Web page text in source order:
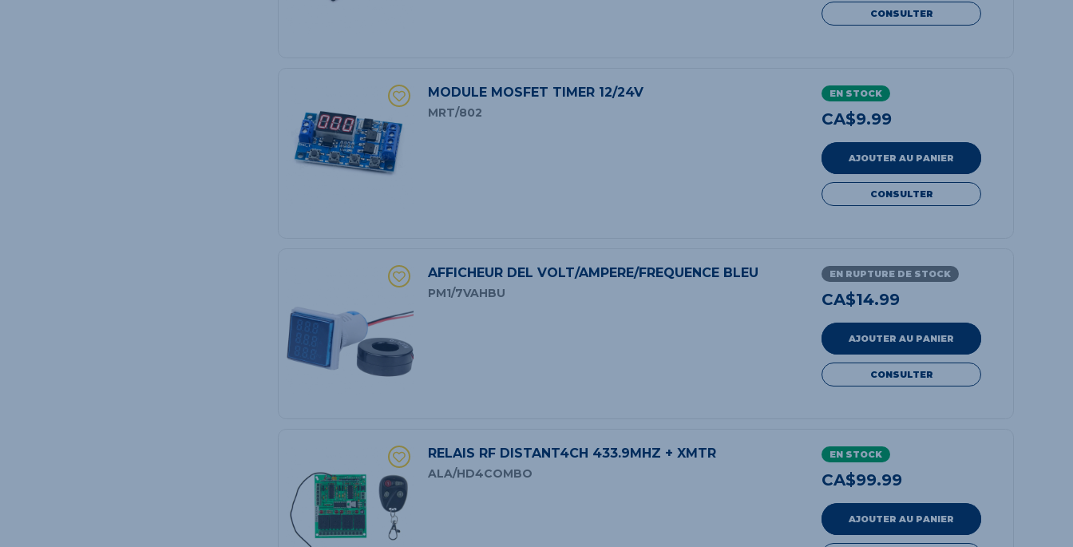
CONSULTER
MODULE MOSFET TIMER 12/24V
MRT/802
EN STOCK
CA$9.99
AJOUTER AU PANIER
CONSULTER
AFFICHEUR DEL VOLT/AMPERE/FREQUENCE BLEU
PM1/7VAHBU
EN RUPTURE DE STOCK
CA$14.99
AJOUTER AU PANIER
CONSULTER
RELAIS RF DISTANT4CH 433.9MHZ + XMTR
ALA/HD4COMBO
EN STOCK
CA$99.99
AJOUTER AU PANIER